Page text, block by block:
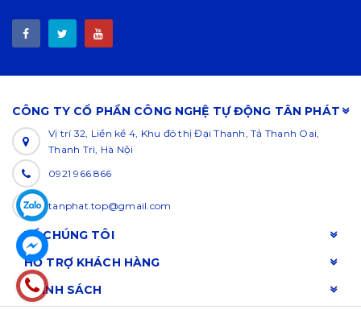
CÔNG TY CỔ PHẦN CÔNG NGHỆ TỰ ĐỘNG TÂN PHÁT
Vị trí 32, Liền kề 4, Khu đô thị Đại Thanh, Tả Thanh Oai,
Thanh Trì, Hà Nội
0921 966 866
tanphat.top@gmail.com
VỀ CHÚNG TÔI
HỖ TRỢ KHÁCH HÀNG
CHÍNH SÁCH